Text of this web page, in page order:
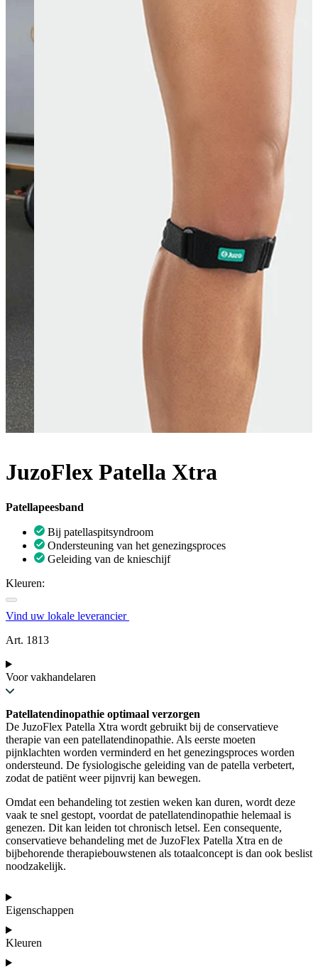
JuzoFlex Patella Xtra
Patellapeesband
Bij patellaspitsyndroom
Ondersteuning van het genezingsproces
Geleiding van de knieschijf
Kleuren:
Vind uw lokale leverancier
Art. 1813
Voor vakhandelaren
Patellatendinopathie optimaal verzorgen
De JuzoFlex Patella Xtra wordt gebruikt bij de conservatieve
therapie van een patellatendinopathie. Als eerste moeten
pijnklachten worden verminderd en het genezingsproces worden
ondersteund. De fysiologische geleiding van de patella verbetert,
zodat de patiënt weer pijnvrij kan bewegen.
Omdat een behandeling tot zestien weken kan duren, wordt deze
vaak te snel gestopt, voordat de patellatendinopathie helemaal is
genezen. Dit kan leiden tot chronisch letsel. Een consequente,
conservatieve behandeling met de JuzoFlex Patella Xtra en de
bijbehorende therapiebouwstenen als totaalconcept is dan ook beslist
noodzakelijk.
Eigenschappen
Kleuren